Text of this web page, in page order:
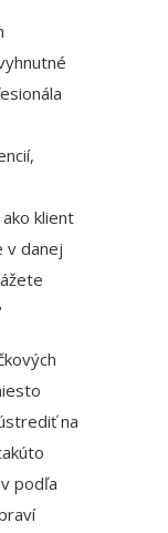
klient
v danej
na
podľa